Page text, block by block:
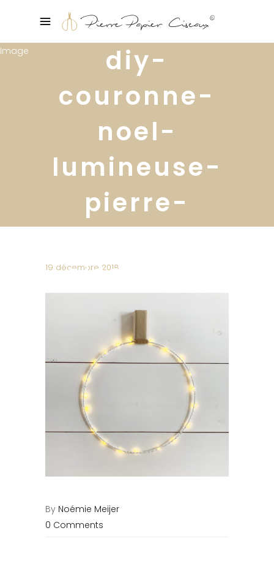
diy-
couronne-
noel-
lumineuse-
pierre-
papier-
ciseaux16
19 décembre 2018
By Noémie Meijer
0 Comments